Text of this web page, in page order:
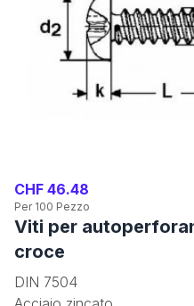
CHF 46.48
Per 100 Pezzo
Viti per
croce
DIN 7504